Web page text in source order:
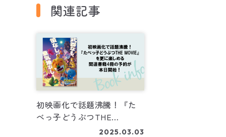
関連記事
初映画化で話題沸騰！『た
べっ子どうぶつTHE
MOVIE』を更に楽しめる、
2025.03.03